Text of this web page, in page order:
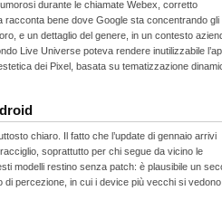
durante le chiamate Webex, corretto
racconta bene dove Google sta concentrando gli
e un dettaglio del genere, in un contesto
Live Universe poteva rendere inutilizzabile
dei Pixel, basata su tematizzazione
chiaro. Il fatto che l’update di gennaio arrivi
soprattutto per chi segue da vicino le
modelli restino senza patch: è plausibile un
di percezione, in cui i device più vecchi si vedono